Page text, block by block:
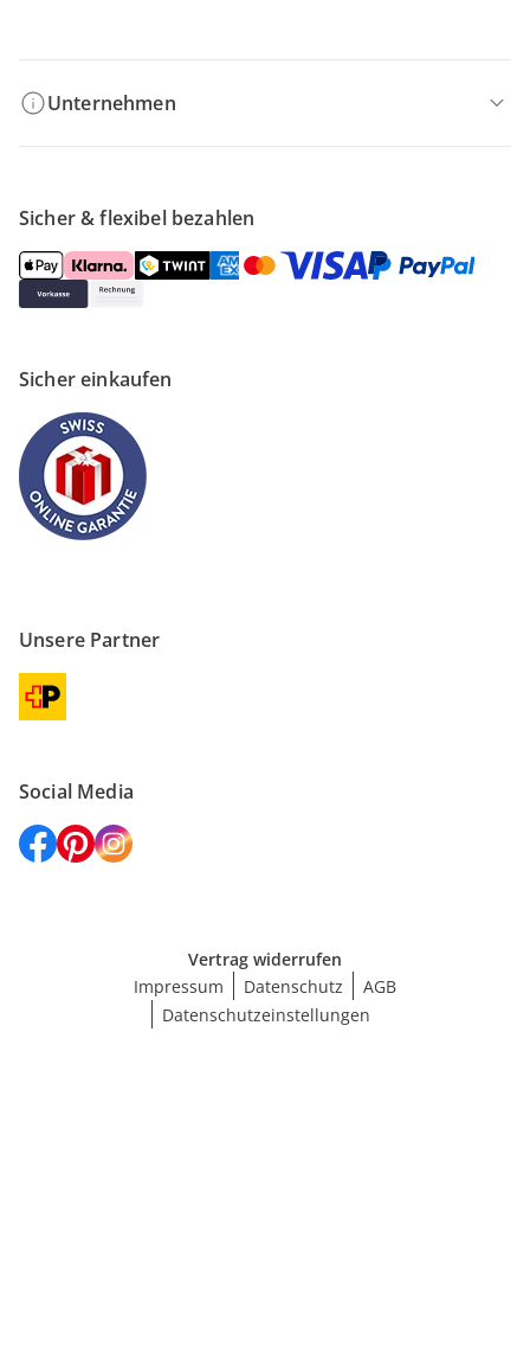
Unternehmen
Sicher & flexibel bezahlen
Sicher einkaufen
Unsere Partner
Social Media
Vertrag widerrufen
Impressum
Datenschutz
AGB
Datenschutzeinstellungen